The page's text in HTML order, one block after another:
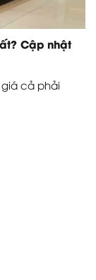
Cập nhật
cả phải